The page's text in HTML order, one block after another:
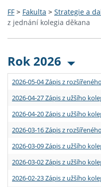
FF > Fakulta > Strategie a
z jednání kolegia děkana
Rok 2026
2026-05-04 Zápis z
2026-04-27 Zápis z užšího
2026-04-20 Zápis z užšího
2026-03-16 Zápis z
2026-03-09 Zápis z užšího
2026-03-02 Zápis z užšího
2026-02-23 Zápis z užšího